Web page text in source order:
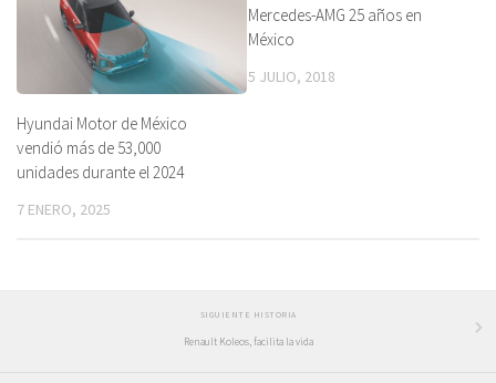
Hyundai Motor de México
vendió más de 53,000
unidades durante el 2024
7 ENERO, 2025
Mercedes-AMG 25 años en
México
5 JULIO, 2018
SIGUIENTE HISTORIA
Renault Koleos, facilita la vida